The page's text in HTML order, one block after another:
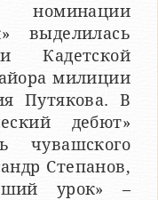
выделилась
Кадетской
милиции
Путякова. В
дебют»
чувашского
Степанов,
урок» –